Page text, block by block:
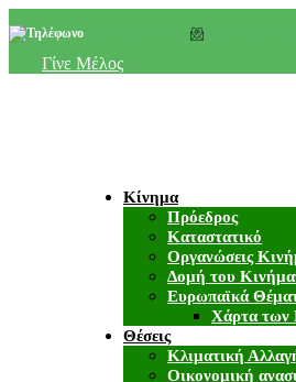
Γίνε Μέλος
Κίνημα
Πρόεδρος
Καταστατικό
Οργανώσεις
Δομή του
Ευρωπαϊκά
Χάρτα των
Θέσεις
Κλιματική
Οικονομική